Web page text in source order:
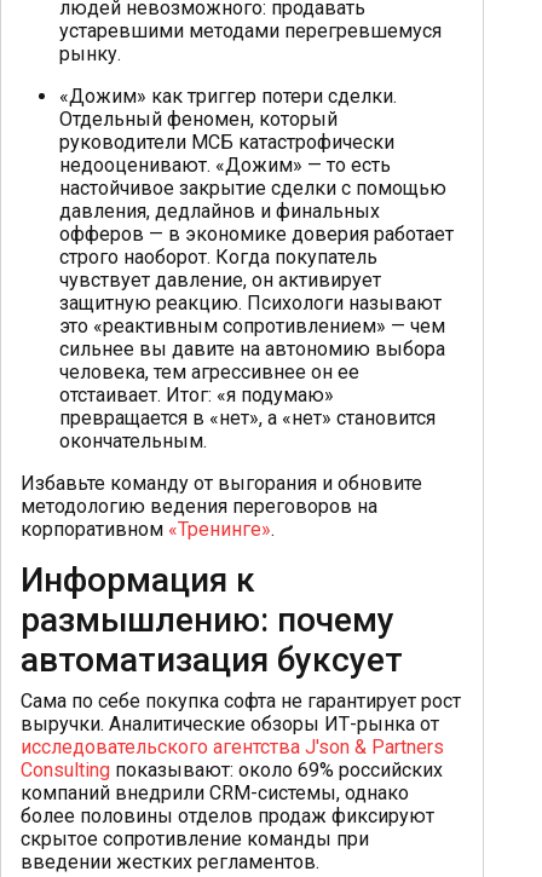
людей невозможного: продавать
устаревшими методами перегревшемуся
рынку.
«Дожим» как триггер потери сделки.
Отдельный феномен, который
руководители МСБ катастрофически
недооценивают. «Дожим» — то есть
настойчивое закрытие сделки с помощью
давления, дедлайнов и финальных
офферов — в экономике доверия работает
строго наоборот. Когда покупатель
чувствует давление, он активирует
защитную реакцию. Психологи называют
это «реактивным сопротивлением» — чем
сильнее вы давите на автономию выбора
человека, тем агрессивнее он ее
отстаивает. Итог: «я подумаю»
превращается в «нет», а «нет» становится
окончательным.
Избавьте команду от выгорания и обновите
методологию ведения переговоров на
корпоративном «Тренинге».
Информация к
размышлению: почему
автоматизация буксует
Сама по себе покупка софта не гарантирует рост
выручки. Аналитические обзоры ИТ-рынка от
исследовательского агентства J'son & Partners
Consulting показывают: около 69% российских
компаний внедрили CRM-системы, однако
более половины отделов продаж фиксируют
скрытое сопротивление команды при
введении жестких регламентов.